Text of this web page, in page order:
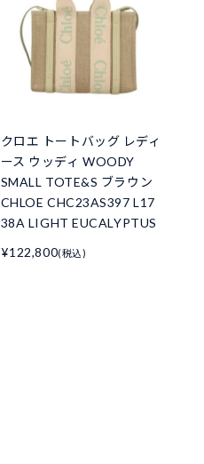
クロエ トートバッグ レディ
ース ウッディ WOODY
SMALL TOTE&S ブラウン
CHLOE CHC23AS397 L17
38A LIGHT EUCALYPTUS
¥122,800(税込)